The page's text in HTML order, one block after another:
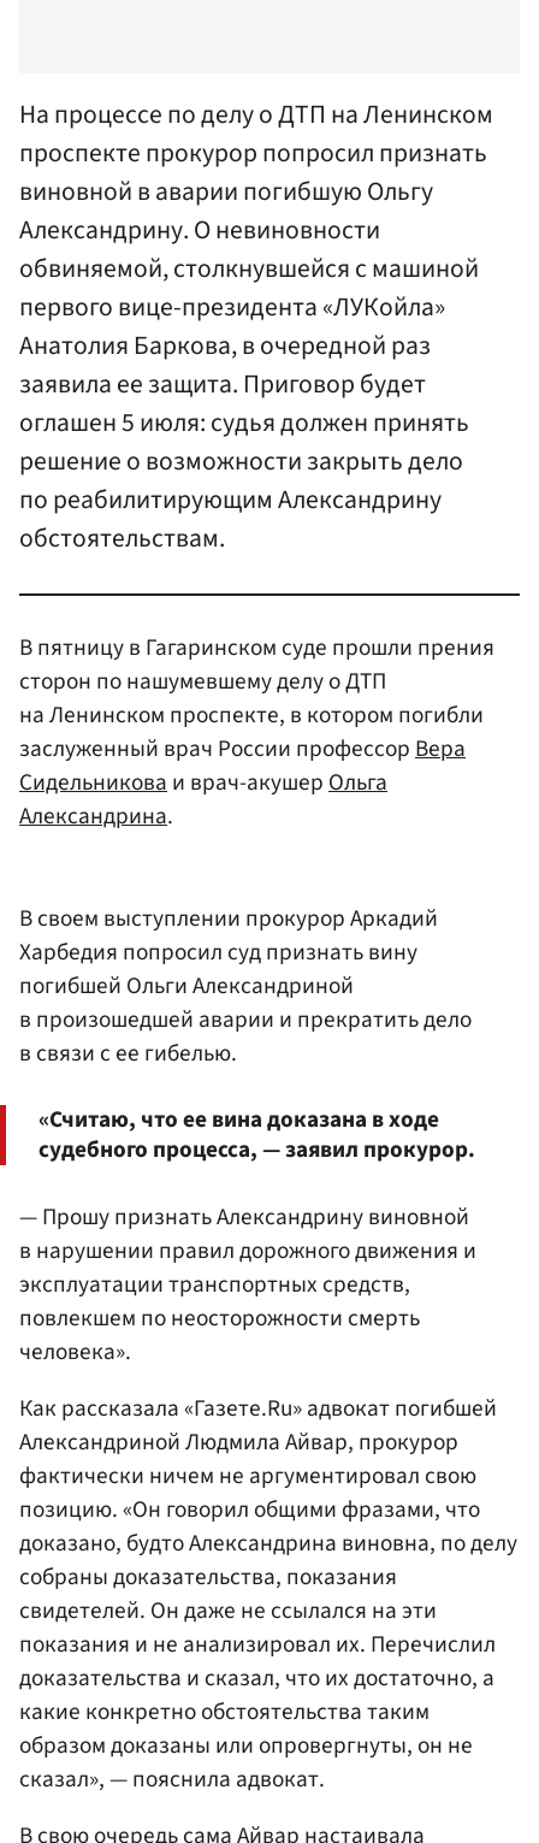
На процессе по делу о ДТП на Ленинском
проспекте прокурор попросил признать
виновной в аварии погибшую Ольгу
Александрину. О невиновности
обвиняемой, столкнувшейся с машиной
первого вице-президента «ЛУКойла»
Анатолия Баркова, в очередной раз
заявила ее защита. Приговор будет
оглашен 5 июля: судья должен принять
решение о возможности закрыть дело
по реабилитирующим Александрину
обстоятельствам.
В пятницу в Гагаринском суде прошли прения
сторон по нашумевшему делу о ДТП
на Ленинском проспекте, в котором погибли
заслуженный врач России профессор Вера
Сидельникова и врач-акушер Ольга
Александрина.
В своем выступлении прокурор Аркадий
Харбедия попросил суд признать вину
погибшей Ольги Александриной
в произошедшей аварии и прекратить дело
в связи с ее гибелью.
«Считаю, что ее вина доказана в ходе
судебного процесса, — заявил прокурор.
— Прошу признать Александрину виновной
в нарушении правил дорожного движения и
эксплуатации транспортных средств,
повлекшем по неосторожности смерть
человека».
Как рассказала «Газете.Ru» адвокат погибшей
Александриной Людмила Айвар, прокурор
фактически ничем не аргументировал свою
позицию. «Он говорил общими фразами, что
доказано, будто Александрина виновна, по делу
собраны доказательства, показания
свидетелей. Он даже не ссылался на эти
показания и не анализировал их. Перечислил
доказательства и сказал, что их достаточно, а
какие конкретно обстоятельства таким
образом доказаны или опровергнуты, он не
сказал», — пояснила адвокат.
В свою очередь сама Айвар настаивала